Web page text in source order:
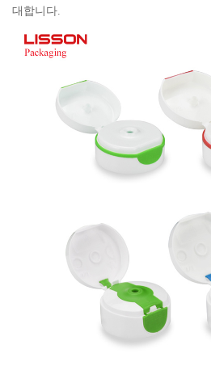
대합니다.